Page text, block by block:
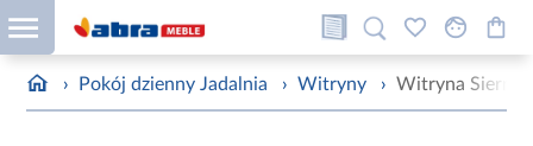
› Pokój dzienny Jadalnia › Witryny › Witryna Sierra